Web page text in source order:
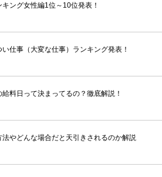
ング女性編1位～10位発表！
仕事（大変な仕事）ランキング発表！
料日って決まってるの？徹底解説！
やどんな場合だと天引きされるのか解説